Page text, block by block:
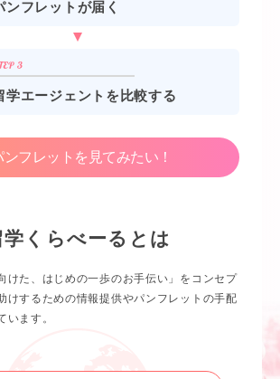
ンフレットが届く
学エージェントを比較する
ンフレットを見てみたい！
学くらべーるとは
けた、はじめの一歩のお手伝い」をコンセプ
けするための情報提供やパンフレットの手配
います。